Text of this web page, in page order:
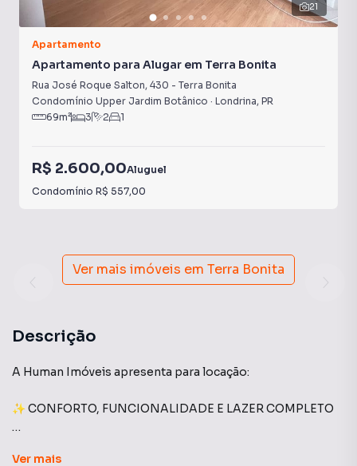
21
Apartamento
Apartamento para Alugar em Terra Bonita
Rua José Roque Salton, 430 - Terra Bonita
Condomínio Upper Jardim Botânico · Londrina, PR
69m² 3 2 1
R$ 2.600,00Aluguel
Condomínio R$ 557,00
Ver mais imóveis em Terra Bonita
Descrição
A Human Imóveis apresenta para locação:
✨ CONFORTO, FUNCIONALIDADE E LAZER COMPLETO
Ver mais